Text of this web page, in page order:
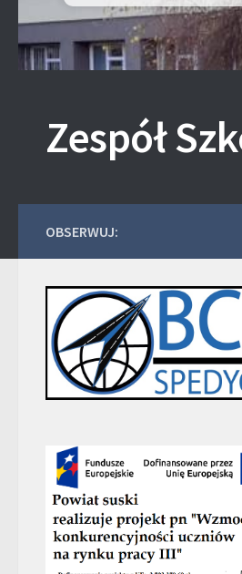
Zespół
OBSERWUJ: